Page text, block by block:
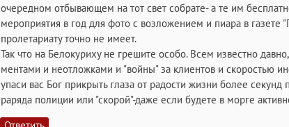
очередном отбывающем на тот свет собрате- а те им
мероприятия в год для фото с возложением и пиара в газете
пролетариату точно не имеет.
Так что на Белокуриху не грешите особо. Всем известно
ментами и неотложками и "войны" за клиентов и скоростью
упаси вас Бог прикрыть глаза от радости жизни более
раряда полиции или "скорой"-даже если будете в морге